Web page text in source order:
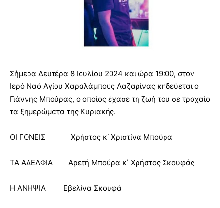
Σήμερα Δευτέρα 8 Ιουλίου 2024 και ώρα 19:00, στον
Ιερό Ναό Αγίου Χαραλάμπους Λαζαρίνας κηδεύεται ο
Γιάννης Μπούρας, ο οποίος έχασε τη ζωή του σε τροχαίο
τα ξημερώματα της Κυριακής.
ΟΙ ΓΟΝΕΙΣ Χρήστος κ΄ Χριστίνα Μπούρα
ΤΑ ΑΔΕΛΦΙΑ Αρετή Μπούρα κ΄ Χρήστος Σκουφάς
Η ΑΝΗΨΙΑ Εβελίνα Σκουφά